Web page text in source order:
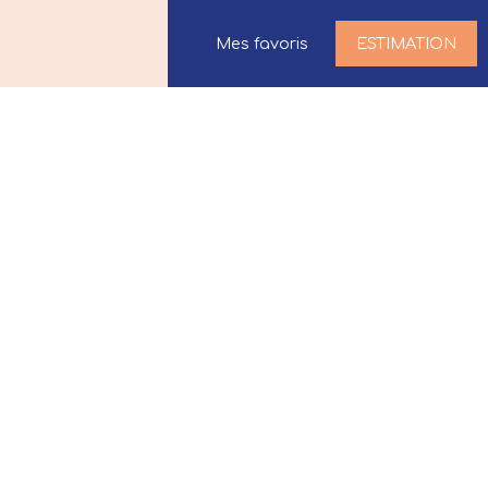
Mes favoris ESTIMATION